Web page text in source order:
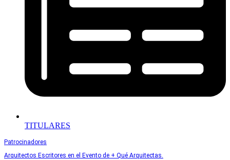
TITULARES
Patrocinadores
Arquitectos Escritores en el Evento de + Qué Arquitectas.